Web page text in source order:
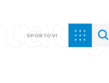
SPORTOVI